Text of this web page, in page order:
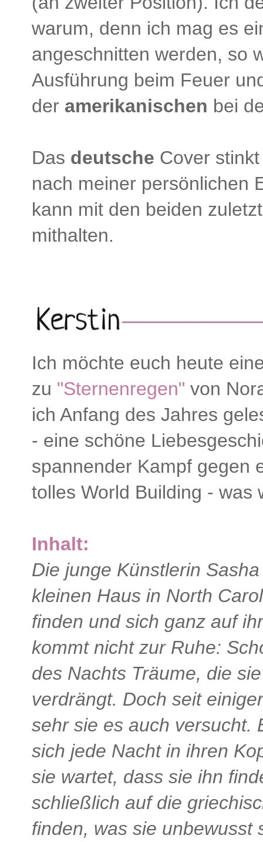
warum, denn ich mag es
angeschnitten werden, so
Ausführung beim Feuer
der amerikanischen bei
Das deutsche Cover
nach meiner persönlichen
kann mit den beiden
mithalten.
Ich möchte euch heute
zu "Sternenregen" von
ich Anfang des Jahres
- eine schöne
spannender Kampf gegen
tolles World Building - was
Inhalt:
Die junge Künstlerin
kleinen Haus in North
finden und sich ganz auf
kommt nicht zur Ruhe:
des Nachts Träume, die
verdrängt. Doch seit
sehr sie es auch versucht.
sich jede Nacht in ihren
sie wartet, dass sie ihn
schließlich auf die
finden, was sie